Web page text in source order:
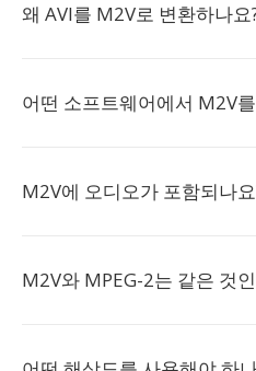
왜 AVI를 M2V로 변환하나요
어떤 소프트웨어에서 M2V
M2V에 오디오가 포함되나
M2V와 MPEG-2는 같은 것